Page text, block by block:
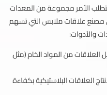
الأمر مجموعة من المعدات
علاقات ملابس التي تسهم
والأدوات:
العلاقات من المواد الخام (مثل
العلاقات البلاستيكية بكفاءة